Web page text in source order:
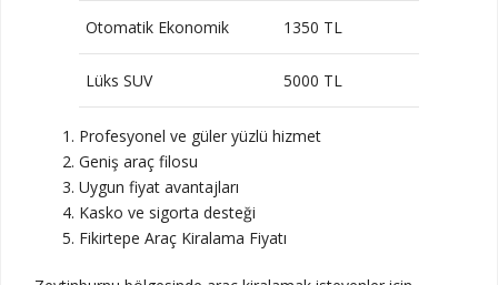
Otomatik Ekonomik 1350 TL
Lüks SUV 5000 TL
Profesyonel ve güler yüzlü hizmet
Geniş araç filosu
Uygun fiyat avantajları
Kasko ve sigorta desteği
Fikirtepe Araç Kiralama Fiyatı